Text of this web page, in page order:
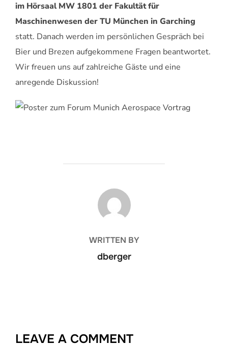
im Hörsaal MW 1801 der Fakultät für
Maschinenwesen der TU München in Garching
statt. Danach werden im persönlichen Gespräch bei
Bier und Brezen aufgekommene Fragen beantwortet.
Wir freuen uns auf zahlreiche Gäste und eine
anregende Diskussion!
BEITRAGSAUTOR
WRITTEN BY
dberger
LEAVE A COMMENT